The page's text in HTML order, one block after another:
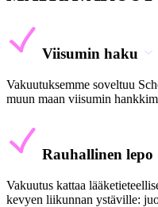
Viisumin haku
Vakuutuksemme soveltuu
muun maan viisumin
Rauhallinen lepo
Vakuutus kattaa
kevyen liikunnan ystäville: